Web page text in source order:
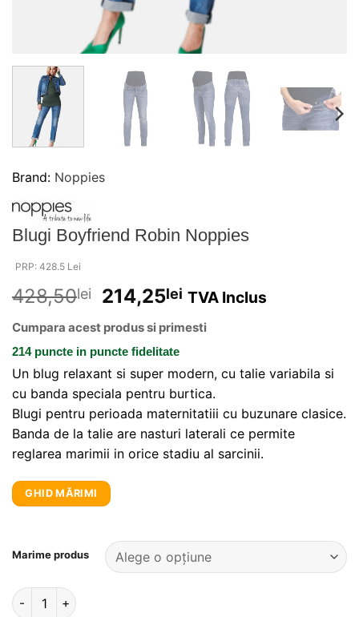
Brand: Noppies
Blugi Boyfriend Robin Noppies
PRP: 428.5 Lei
428,50lei 214,25lei TVA Inclus
Cumpara acest produs si primesti
214 puncte in puncte fidelitate
Un blug relaxant si super modern, cu talie variabila si
cu banda speciala pentru burtica.
Blugi pentru perioada maternitatiii cu buzunare clasice.
Banda de la talie are nasturi laterali ce permite
reglarea marimii in orice stadiu al sarcinii.
GHID MĂRIMI
Marime produs
Cantitate Blugi Boyfriend Robin Noppies